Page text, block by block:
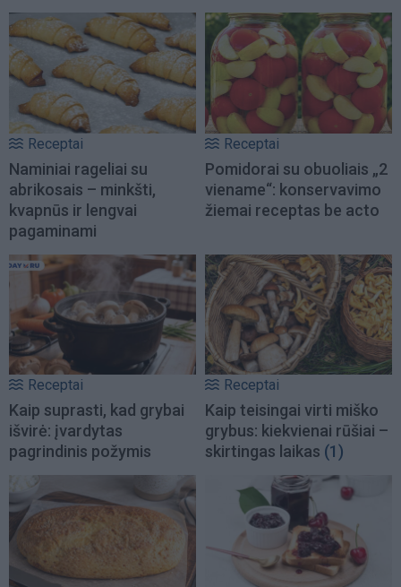
Receptai
Naminiai rageliai su
abrikosais – minkšti,
kvapnūs ir lengvai
pagaminami
Receptai
Pomidorai su obuoliais „2
viename“: konservavimo
žiemai receptas be acto
Receptai
Kaip suprasti, kad grybai
išvirė: įvardytas
pagrindinis požymis
Receptai
Kaip teisingai virti miško
grybus: kiekvienai rūšiai –
skirtingas laikas (1)